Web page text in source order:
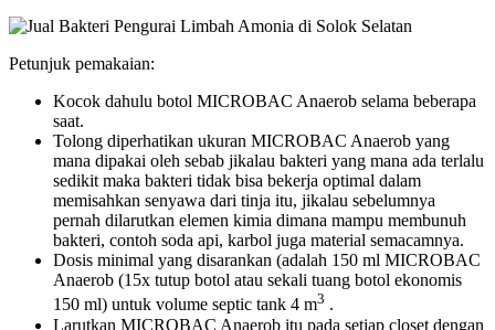
Petunjuk pemakaian:
Kocok dahulu botol MICROBAC Anaerob selama beberapa
saat.
Tolong diperhatikan ukuran MICROBAC Anaerob yang
mana dipakai oleh sebab jikalau bakteri yang mana ada terlalu
sedikit maka bakteri tidak bisa bekerja optimal dalam
memisahkan senyawa dari tinja itu, jikalau sebelumnya
pernah dilarutkan elemen kimia dimana mampu membunuh
bakteri, contoh soda api, karbol juga material semacamnya.
Dosis minimal yang disarankan (adalah 150 ml MICROBAC
Anaerob (15x tutup botol atau sekali tuang botol ekonomis
150 ml) untuk volume septic tank 4 m3 .
Larutkan MICROBAC Anaerob itu pada setiap closet dengan